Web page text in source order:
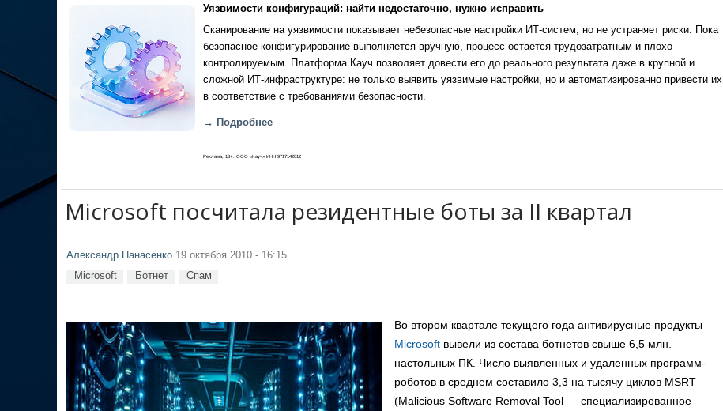
Уязвимости конфигураций: найти недостаточно, нужно исправить
Сканирование на уязвимости показывает небезопасные настройки ИТ-систем, но не устраняет риски. Пока
безопасное конфигурирование выполняется вручную, процесс остается трудозатратным и плохо
контролируемым. Платформа Кауч позволяет довести его до реального результата даже в крупной и
сложной ИТ-инфраструктуре: не только выявить уязвимые настройки, но и автоматизированно привести их
в соответствие с требованиями безопасности.
→ Подробнее
Реклама, 18+. ООО «Кауч» ИНН 9717142012
Microsoft посчитала резидентные боты за II квартал
Александр Панасенко 19 октября 2010 - 16:15
Microsoft Ботнет Спам
Во втором квартале текущего года антивирусные продукты
Microsoft вывели из состава ботнетов свыше 6,5 млн.
настольных ПК. Число выявленных и удаленных программ-
роботов в среднем составило 3,3 на тысячу циклов MSRT
(Malicious Software Removal Tool — специализированное